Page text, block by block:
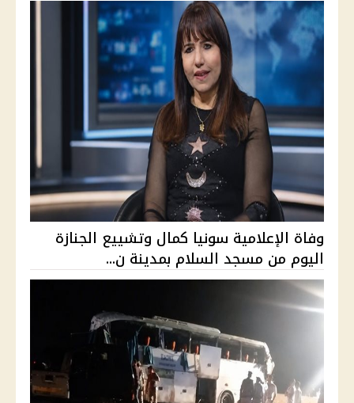
وفاة الإعلامية سونيا كمال وتشييع الجنازة
اليوم من مسجد السلام بمدينة ن...